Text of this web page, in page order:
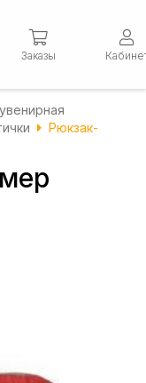
Заказы
Рюкзак-